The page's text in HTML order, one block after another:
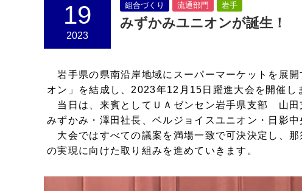
19
2023
組合づくり 流通部門 岩手
みずかみユニオンが誕生！
岩手県の県南沿岸地域にスーパーマーケットを展
オン」を結成し、2023年12月15日躍進大会を開催し
当日は、来賓としてＵＡゼンセン岩手県支部 山田
みずかみ・澤田社長、ベルジョイスユニオン・日影
大会ではすべての議案を満場一致で可決決定し、那
の実現に向けた取り組みを進めていきます。